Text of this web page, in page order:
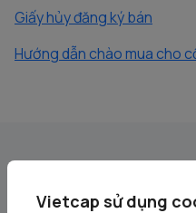
Giấy hủy đăng ký bán
Hướng dẫn chào mua cho
Vietcap sử dụng